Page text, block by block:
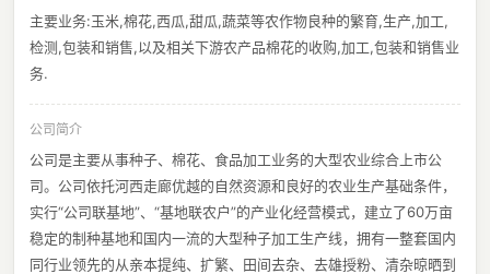
主要业务:玉米,棉花,西瓜,甜瓜,蔬菜等农作物良种的繁育,生产,加工,
检测,包装和销售,以及相关下游农产品棉花的收购,加工,包装和销售业
务.
公司简介
公司是主要从事种子、棉花、食品加工业务的大型农业综合上市公
司。公司依托河西走廊优越的自然资源和良好的农业生产基础条件，
实行“公司联基地”、“基地联农户”的产业化经营模式，建立了60万亩
稳定的制种基地和国内一流的大型种子加工生产线，拥有一整套国内
同行业领先的从亲本提纯、扩繁、田间去杂、去雄授粉、清杂晾晒到